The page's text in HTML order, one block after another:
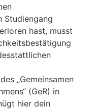
Studiengang
hast, musst
des „Gemeinsamen
(GeR) in
hier dein